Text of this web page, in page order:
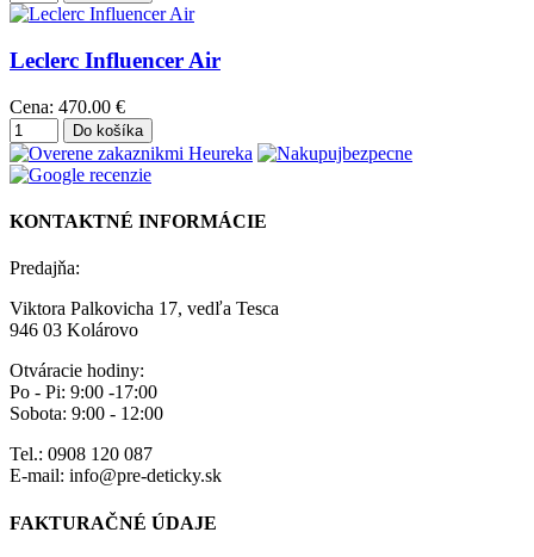
Leclerc Influencer Air
Cena: 470.00 €
KONTAKTNÉ INFORMÁCIE
Predajňa:
Viktora Palkovicha 17, vedľa Tesca
946 03 Kolárovo
Otváracie hodiny:
Po - Pi: 9:00 -17:00
Sobota: 9:00 - 12:00
Tel.: 0908 120 087
E-mail: info@pre-deticky.sk
FAKTURAČNÉ ÚDAJE